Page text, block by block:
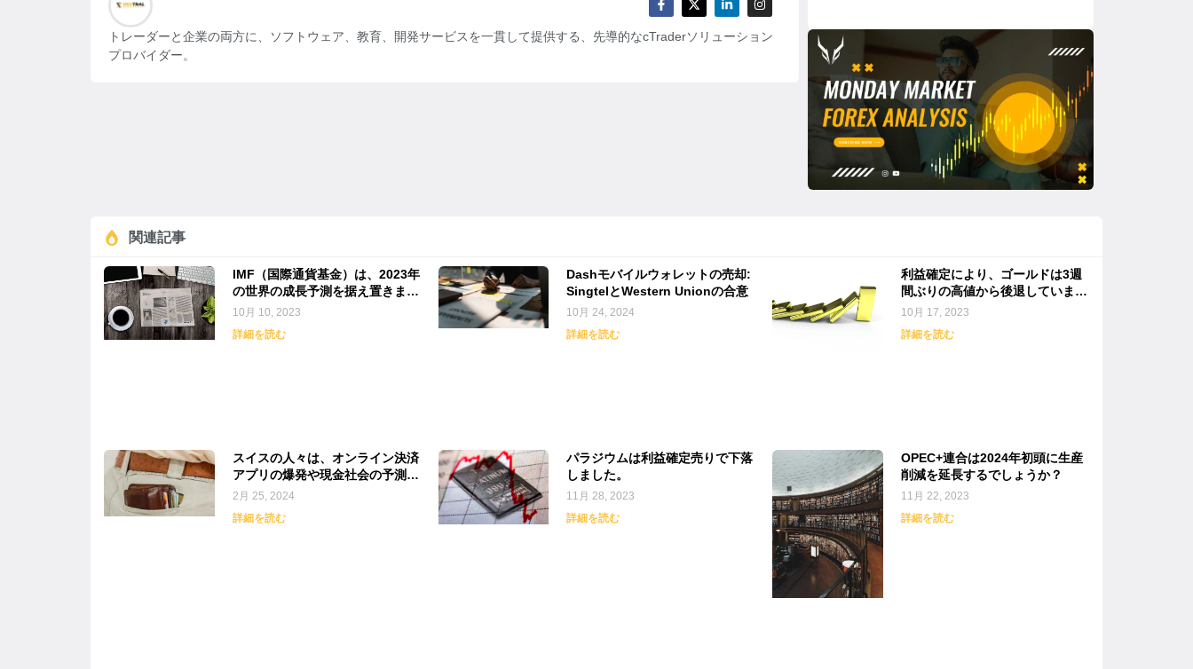
トレーダーと企業の両方に、ソフトウェア、教育、開発サービスを一貫して提供する、先導的なcTraderソリューション
プロバイダー。
関連記事
IMF（国際通貨基金）は、2023年
の世界の成長予測を据え置きまし
た。
10月 10, 2023
詳細を読む
Dashモバイルウォレットの売却:
SingtelとWestern Unionの合意
10月 24, 2024
詳細を読む
利益確定により、ゴールドは3週
間ぶりの高値から後退していま
す。
10月 17, 2023
詳細を読む
スイスの人々は、オンライン決済
アプリの爆発や現金社会の予測に
もかかわらず、現金を使用するこ
とを好む傾向にあります。
2月 25, 2024
詳細を読む
パラジウムは利益確定売りで下落
しました。
11月 28, 2023
詳細を読む
OPEC+連合は2024年初頭に生産
削減を延長するでしょうか？
11月 22, 2023
詳細を読む